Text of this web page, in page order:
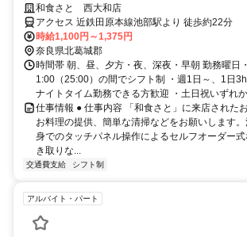
間・曜日に働ける！
和食さと 西大和店
アクセス 近鉄田原本線池部駅より 徒歩約22分
時給1,100円～1,375円
奈良県北葛城郡
時間帯 朝、昼、夕方・夜、深夜・早朝 勤務曜日
1:00（25:00）の間でシフト制 ・週1日～、1日3h
ナイトタイム勤務できる方歓迎 ・土日祝いずれか
仕事情報 ● 仕事内容 「和食さと」に来店された
お料理の提供、簡単な清掃などをお願いします
身でのタッチパネル操作によるセルフオーダー
き取りな...
交通費支給 シフト制
アルバイト・パート